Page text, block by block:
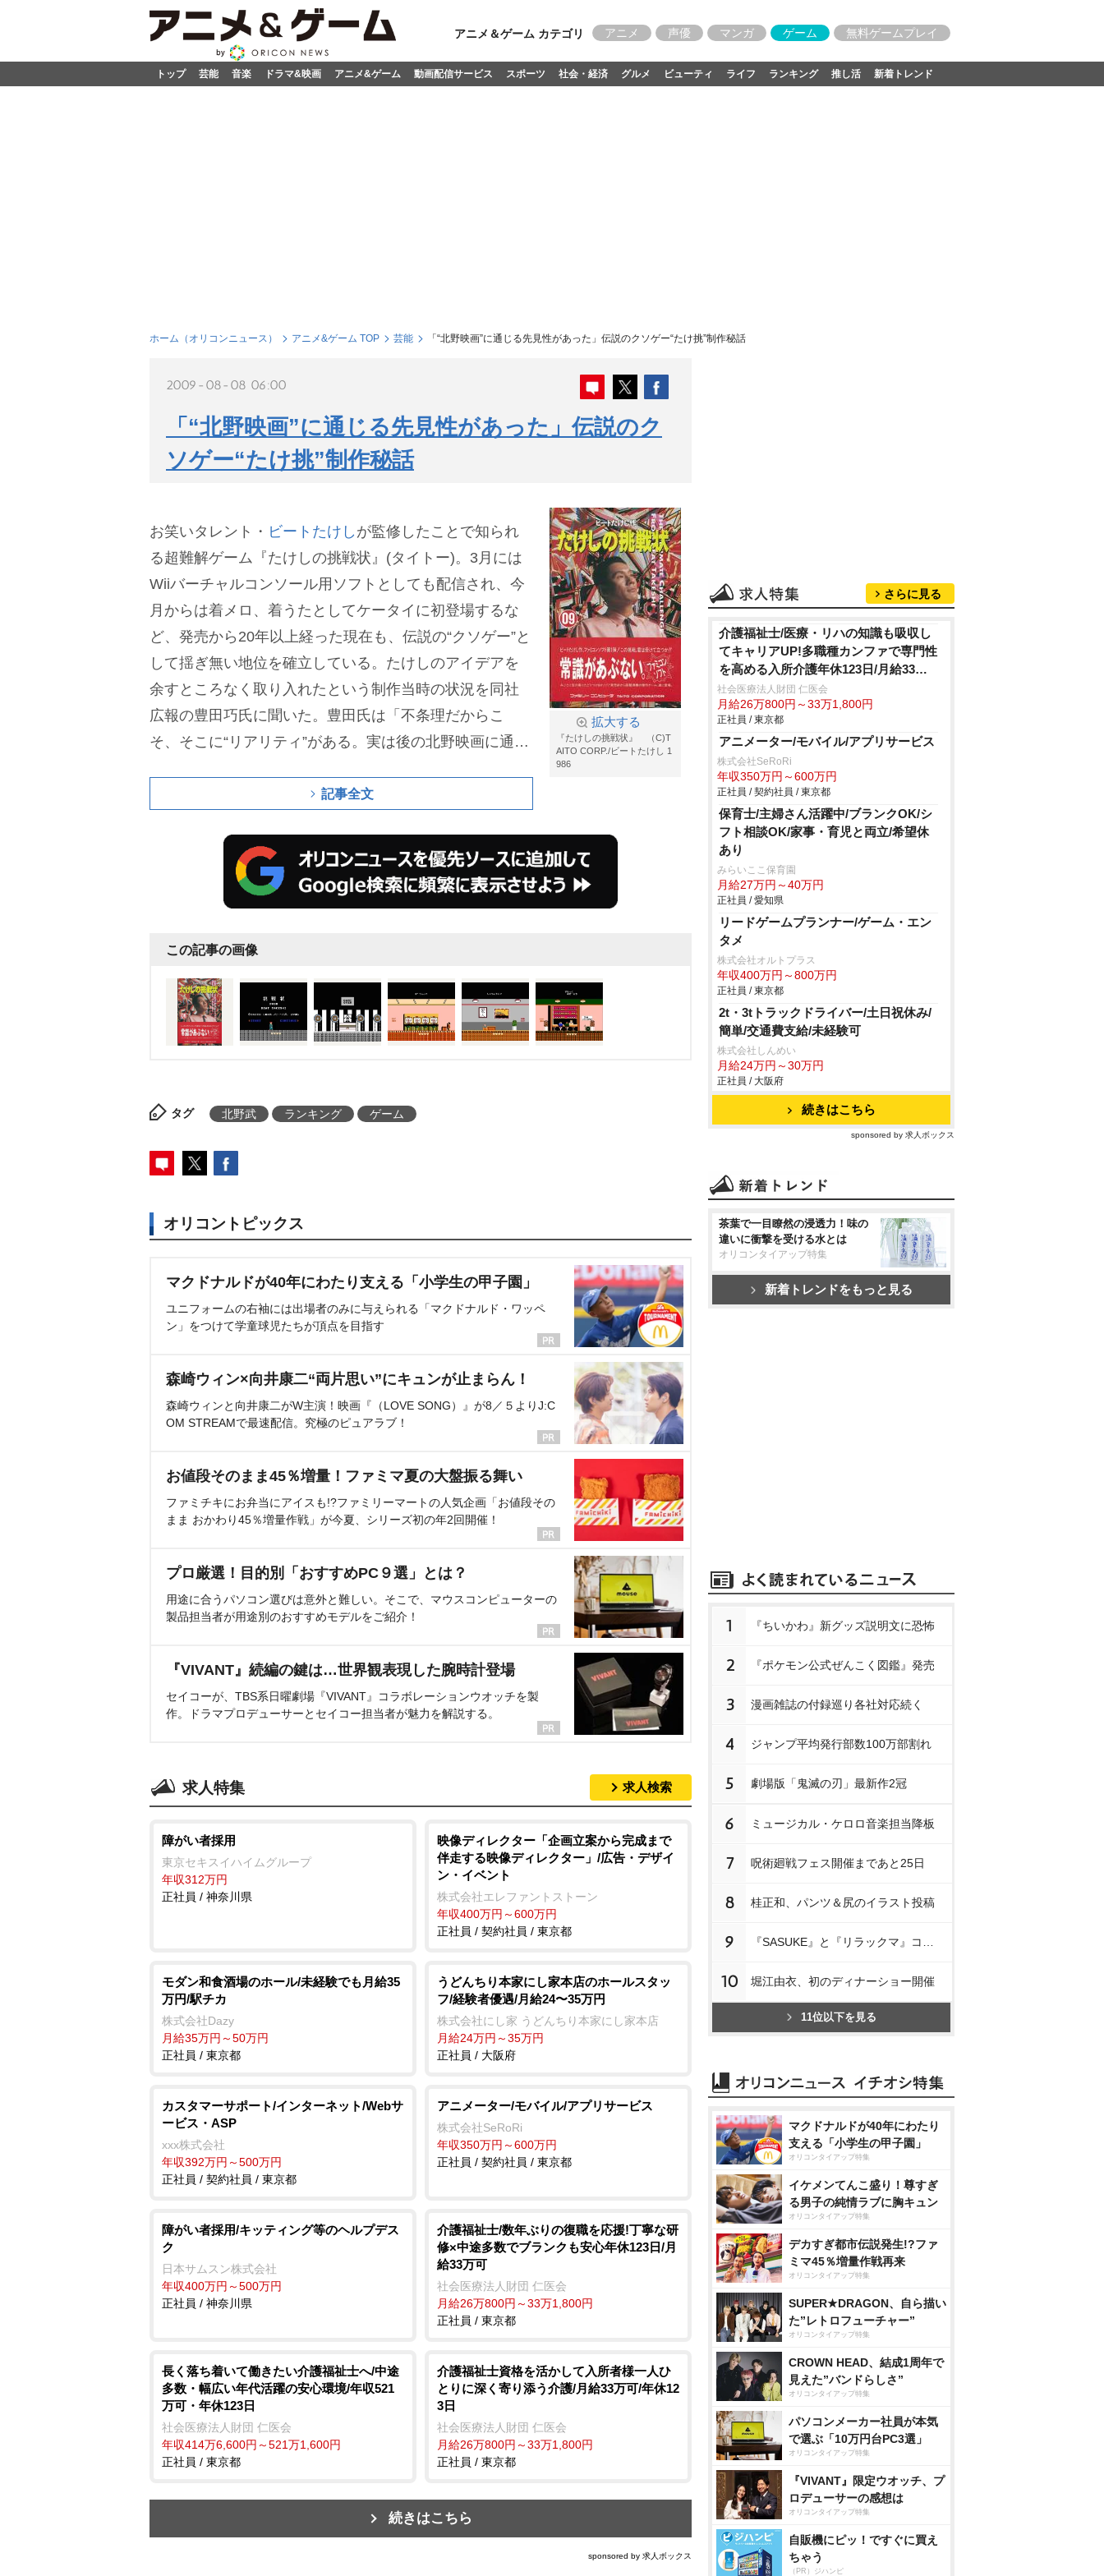
アニメ＆ゲーム カテゴリ アニメ 声優 マンガ ゲーム 無料ゲームプレイ
トップ 芸能 音楽 ドラマ&映画 アニメ&ゲーム 動画配信サービス スポーツ 社会・経済 グルメ ビューティ ライフ ランキング 推し活 新着トレンド
ホーム（オリコンニュース） アニメ&ゲーム TOP 芸能 「“北野映画”に通じる先見性があった」伝説のクソゲー“たけ挑”制作秘話
2009-08-08 06:00
「“北野映画”に通じる先見性があった」伝説のク
ソゲー“たけ挑”制作秘話
拡大する
『たけしの挑戦状』 （C)T
AITO CORP./ビートたけし 1
986
お笑いタレント・ ビートたけし が監修したことで知られ
る超難解ゲーム『たけしの挑戦状』(タイトー)。3月には
Wiiバーチャルコンソール用ソフトとしても配信され、今
月からは着メロ、着うたとしてケータイに初登場するな
ど、発売から20年以上経った現在も、伝説の“クソゲー”と
して揺ぎ無い地位を確立している。たけしのアイデアを
余すところなく取り入れたという制作当時の状況を同社
広報の豊田巧氏に聞いた。豊田氏は「不条理だからこ
そ、そこに“リアリティ”がある。実は後の北野映画に通じ
記事全文
この記事の画像
タグ 北野武 ランキング ゲーム
オリコントピックス
マクドナルドが40年にわたり支える「小学生の甲子園」
ユニフォームの右袖には出場者のみに与えられる「マクドナルド・ワッペ
ン」をつけて学童球児たちが頂点を目指す
森崎ウィン×向井康二“両片思い”にキュンが止まらん！
森崎ウィンと向井康二がW主演！映画『（LOVE SONG）』が8／５よりJ:C
OM STREAMで最速配信。究極のピュアラブ！
お値段そのまま45％増量！ファミマ夏の大盤振る舞い
ファミチキにお弁当にアイスも!?ファミリーマートの人気企画「お値段その
まま おかわり45％増量作戦」が今夏、シリーズ初の年2回開催！
プロ厳選！目的別「おすすめPC９選」とは？
用途に合うパソコン選びは意外と難しい。そこで、マウスコンピューターの
製品担当者が用途別のおすすめモデルをご紹介！
『VIVANT』続編の鍵は…世界観表現した腕時計登場
セイコーが、TBS系日曜劇場『VIVANT』コラボレーションウオッチを製
作。ドラマプロデューサーとセイコー担当者が魅力を解説する。
求人特集 求人検索
障がい者採用
東京セキスイハイムグループ
年収312万円
正社員 / 神奈川県
映像ディレクター「企画立案から完成まで
伴走する映像ディレクター」/広告・デザイ
ン・イベント
株式会社エレファントストーン
年収400万円～600万円
正社員 / 契約社員 / 東京都
モダン和食酒場のホール/未経験でも月給35
万円/駅チカ
株式会社Dazy
月給35万円～50万円
正社員 / 東京都
うどんちり本家にし家本店のホールスタッ
フ/経験者優遇/月給24〜35万円
株式会社にし家 うどんちり本家にし家本店
月給24万円～35万円
正社員 / 大阪府
カスタマーサポート/インターネット/Webサ
ービス・ASP
xxx株式会社
年収392万円～500万円
正社員 / 契約社員 / 東京都
アニメーター/モバイル/アプリサービス
株式会社SeRoRi
年収350万円～600万円
正社員 / 契約社員 / 東京都
障がい者採用/キッティング等のヘルプデス
ク
日本サムスン株式会社
年収400万円～500万円
正社員 / 神奈川県
介護福祉士/数年ぶりの復職を応援!丁寧な研
修×中途多数でブランクも安心年休123日/月
給33万可
社会医療法人財団 仁医会
月給26万800円～33万1,800円
正社員 / 東京都
長く落ち着いて働きたい介護福祉士へ/中途
多数・幅広い年代活躍の安心環境/年収521
万可・年休123日
社会医療法人財団 仁医会
年収414万6,600円～521万1,600円
正社員 / 東京都
介護福祉士資格を活かして入所者様一人ひ
とりに深く寄り添う介護/月給33万可/年休12
3日
社会医療法人財団 仁医会
月給26万800円～33万1,800円
正社員 / 東京都
続きはこちら
sponsored by 求人ボックス
さらに見る
介護福祉士/医療・リハの知識も吸収し
てキャリアUP!多職種カンファで専門性
を高める入所介護年休123日/月給33万
可
社会医療法人財団 仁医会
月給26万800円～33万1,800円
正社員 / 東京都
アニメーター/モバイル/アプリサービス
株式会社SeRoRi
年収350万円～600万円
正社員 / 契約社員 / 東京都
保育士/主婦さん活躍中/ブランクOK/シ
フト相談OK/家事・育児と両立/希望休
あり
みらいここ保育園
月給27万円～40万円
正社員 / 愛知県
リードゲームプランナー/ゲーム・エン
タメ
株式会社オルトプラス
年収400万円～800万円
正社員 / 東京都
2t・3tトラックドライバー/土日祝休み/
簡単/交通費支給/未経験可
株式会社しんめい
月給24万円～30万円
正社員 / 大阪府
続きはこちら
sponsored by 求人ボックス
茶葉で一目瞭然の浸透力！味の
違いに衝撃を受ける水とは
オリコンタイアップ特集
新着トレンドをもっと見る
1 『ちいかわ』新グッズ説明文に恐怖
2 『ポケモン公式ぜんこく図鑑』発売
3 漫画雑誌の付録巡り各社対応続く
4 ジャンプ平均発行部数100万部割れ
5 劇場版「鬼滅の刃」最新作2冠
6 ミュージカル・ケロロ音楽担当降板
7 呪術廻戦フェス開催まであと25日
8 桂正和、パンツ＆尻のイラスト投稿
9
10 堀江由衣、初のディナーショー開催
11位以下を見る
マクドナルドが40年にわたり
支える「小学生の甲子園」
オリコンタイアップ特集
イケメンてんこ盛り！尊すぎ
る男子の純情ラブに胸キュン
オリコンタイアップ特集
デカすぎ都市伝説発生!?ファ
ミマ45％増量作戦再来
オリコンタイアップ特集
SUPER★DRAGON、自ら描い
た”レトロフューチャー”
オリコンタイアップ特集
CROWN HEAD、結成1周年で
見えた”バンドらしさ”
オリコンタイアップ特集
パソコンメーカー社員が本気
で選ぶ「10万円台PC3選」
オリコンタイアップ特集
『VIVANT』限定ウオッチ、プ
ロデューサーの感想は
オリコンタイアップ特集
自販機にピッ！ですぐに買え
ちゃう
（PR）ジハンピ